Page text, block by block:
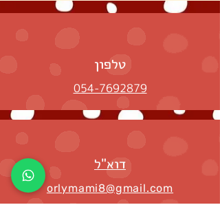
טלפון
054-7692879
דוא"ל
orlymami8@gmail.com